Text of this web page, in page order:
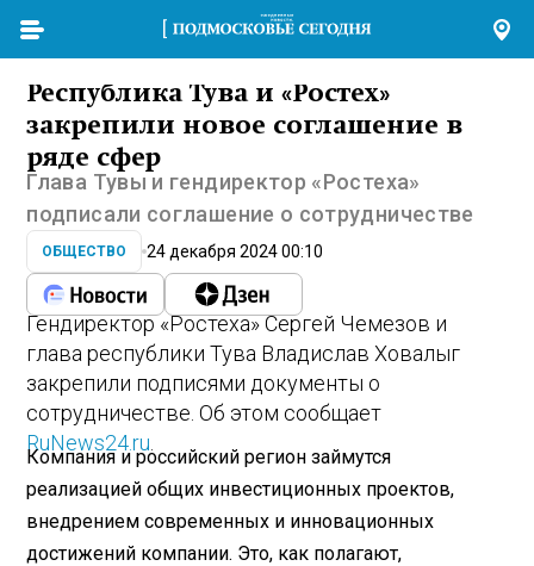
Республика Тува и «Ростех»
закрепили новое соглашение в
ряде сфер
Глава Тувы и гендиректор «Ростеха»
подписали соглашение о сотрудничестве
ОБЩЕСТВО 24 декабря 2024 00:10
Гендиректор «Ростеха» Сергей Чемезов и
глава республики Тува Владислав Ховалыг
закрепили подписями документы о
сотрудничестве. Об этом сообщает
RuNews24.ru
Компания и российский регион займутся
реализацией общих инвестиционных проектов,
внедрением современных и инновационных
достижений компании. Это, как полагают,